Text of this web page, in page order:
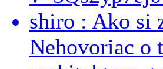
shiro : Ako si
Nehovoriac o